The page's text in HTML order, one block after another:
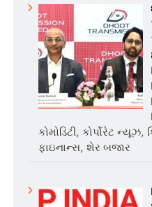
કોમોડિટી, કોર્પોરેટ ન્યૂઝ,
ફાઇનાન્સ, શેર બજાર